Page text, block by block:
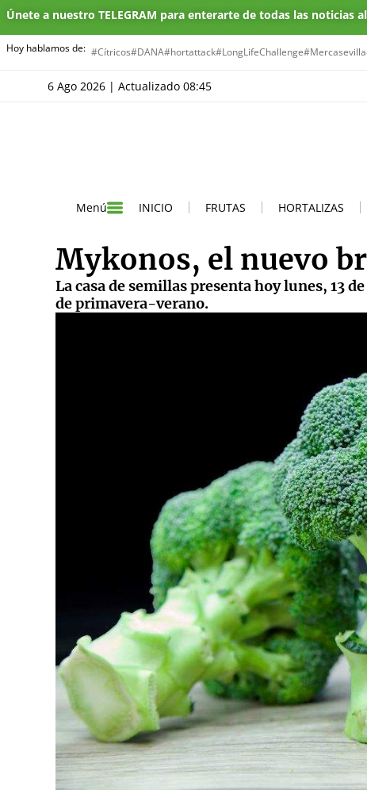
Únete a nuestro TELEGRAM para enterarte de todas las noticias
Hoy hablamos de: #Cítricos#DANA#hortattack#LongLifeChallenge#Mercasevilla
6 Ago 2026 | Actualizado 08:45
Menú INICIO FRUTAS HORTALIZAS
Mykonos, el nuevo
La casa de semillas presenta hoy lunes, 13
de primavera-verano.